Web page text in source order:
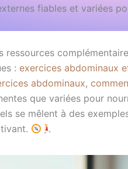
fiables et variées
ressources
: exercices abdominaux
abdominaux,
que variées pour
se mêlent à des